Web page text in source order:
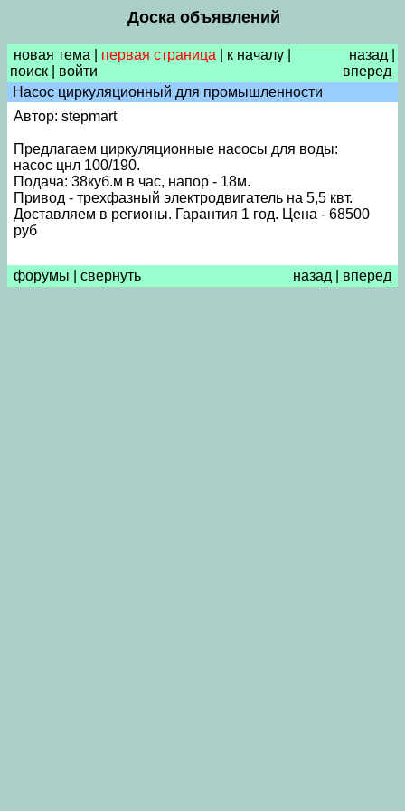
Доска объявлений
новая тема первая страница к началу
поиск
войти
назад
вперед
Насос циркуляционный для промышленности
Автор: stepmart
Предлагаем циркуляционные насосы для воды:
насос цнл 100/190.
Подача: 38куб.м в час, напор - 18м.
Привод - трехфазный электродвигатель на 5,5 квт.
Доставляем в регионы. Гарантия 1 год. Цена - 68500
руб
форумы свернуть назад вперед